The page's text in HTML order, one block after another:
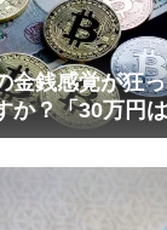
金銭感覚が狂
か？「30万円